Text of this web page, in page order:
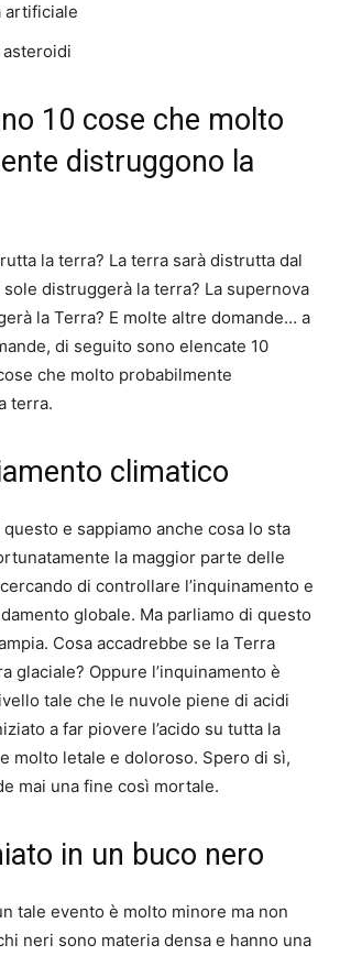
artificiale
asteroidi
10 cose che molto
distruggono la
la terra? La terra sarà distrutta dal
distruggerà la terra? La supernova
la Terra? E molte altre domande… a
di seguito sono elencate 10
che molto probabilmente
terra.
climatico
e sappiamo anche cosa lo sta
la maggior parte delle
di controllare l’inquinamento e
globale. Ma parliamo di questo
Cosa accadrebbe se la Terra
glaciale? Oppure l’inquinamento è
tale che le nuvole piene di acidi
a far piovere l’acido su tutta la
molto letale e doloroso. Spero di sì,
mai una fine così mortale.
in un buco nero
tale evento è molto minore ma non
neri sono materia densa e hanno una